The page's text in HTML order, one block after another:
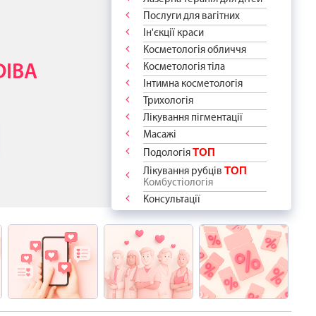
Послуги для вагітних
Ін'єкції краси
Косметологія обличчя
Косметологія тіла
Інтимна косметологія
Трихологія
Лікування пігментації
Масажі
Подологія ТОП
Лікування рубців ТОП
Комбустіологія
Консультації
вже
для Вас і
✨-
до краси
із
СПОКІЙ
ВАС
для
ветеранів